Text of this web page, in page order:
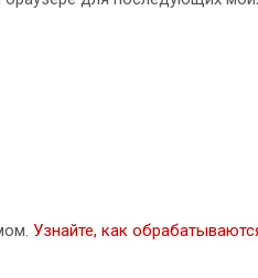
Узнайте, как